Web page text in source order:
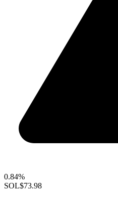
0.84%
SOL$73.98